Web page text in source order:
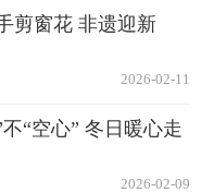
剪窗花 非遗迎新
2026-02-11
“空心” 冬日暖心走
2026-02-09